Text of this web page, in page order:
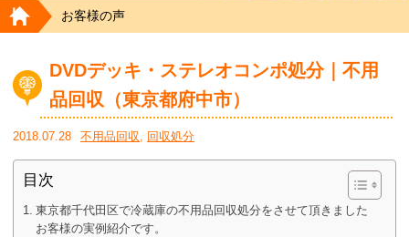
HOME
お客様の声
DVDデッキ・ステレオコンポ処分｜不用
品回収（東京都府中市）
2018.07.28 不用品回収, 回収処分
目次
東京都千代田区で冷蔵庫の不用品回収処分をさせて頂きました
お客様の実例紹介です。